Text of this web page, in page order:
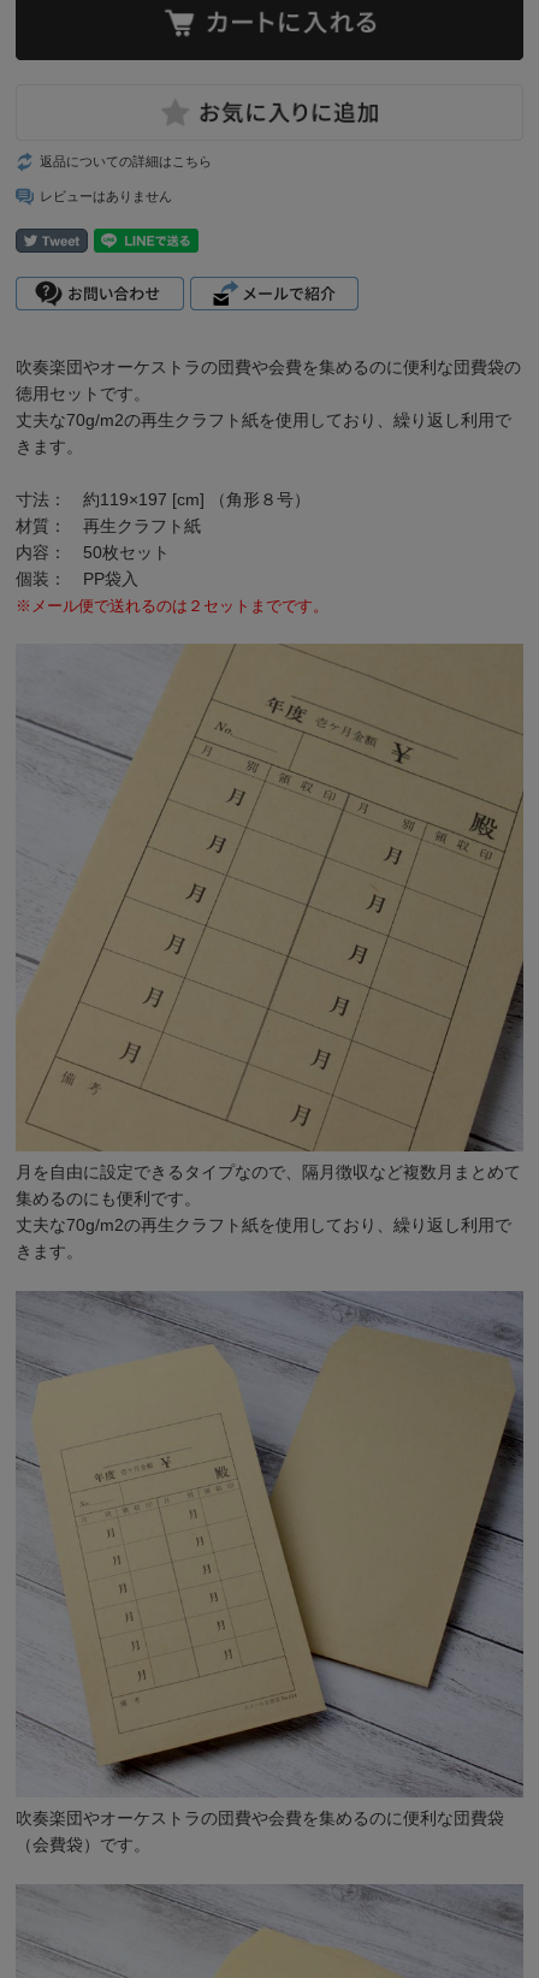
返品についての詳細はこちら
レビューはありません
吹奏楽団やオーケストラの団費や会費を集めるのに便利な団費袋の
徳用セットです。
丈夫な70g/m2の再生クラフト紙を使用しており、繰り返し利用で
きます。
寸法： 約119×197 [cm] （角形８号）
材質： 再生クラフト紙
内容： 50枚セット
個装： PP袋入
※メール便で送れるのは２セットまでです。
月を自由に設定できるタイプなので、隔月徴収など複数月まとめて
集めるのにも便利です。
丈夫な70g/m2の再生クラフト紙を使用しており、繰り返し利用で
きます。
吹奏楽団やオーケストラの団費や会費を集めるのに便利な団費袋
（会費袋）です。